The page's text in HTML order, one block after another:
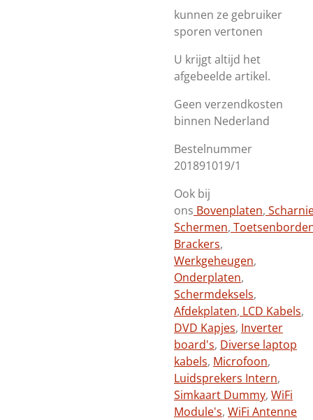
kunnen ze gebruiker
sporen vertonen
U krijgt altijd het
afgebeelde artikel.
Geen verzendkosten
binnen Nederland
Bestelnummer
201891019/1
Ook bij
ons Bovenplaten,
Schermen,
Brackers,
Werkgeheugen,
Onderplaten,
Schermdeksels,
Afdekplaten, LCD Kabels,
DVD Kapjes, Inverter
board's, Diverse laptop
kabels, Microfoon,
Luidsprekers Intern,
Simkaart Dummy, WiFi
Module's, WiFi Antenne